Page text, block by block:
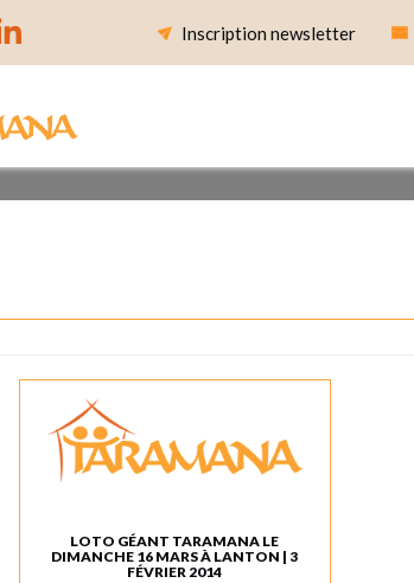
Inscription newsletter
LOTO GÉANT TARAMANA LE
DIMANCHE 16 MARS À LANTON | 3
FÉVRIER 2014